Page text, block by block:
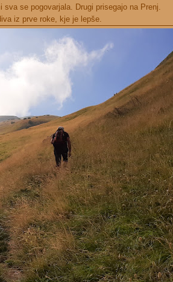
se pogovarjala. Drugi prisegajo na Prenj.
iz prve roke, kje je lepše.